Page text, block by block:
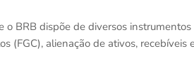
o BRB dispõe de diversos
(FGC), alienação de ativos, recebíveis